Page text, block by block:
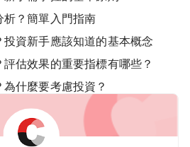
？簡單入門指南
資新手應該知道的基本概念
估效果的重要指標有哪些？
什麼要考慮投資？